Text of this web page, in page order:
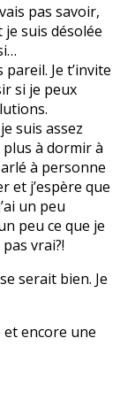
pas savoir,
je suis désolée
Je t’invite
si je peux
suis assez
plus à dormir à
à personne
et j’espère que
un peu
peu ce que je
vrai?!
serait bien. Je
encore une